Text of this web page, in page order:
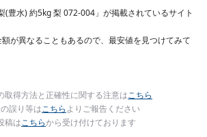
(豊水) 約5kg 梨 072-004」が掲載されているサイト
が異なることもあるので、最安値を見つけてみて
取得方法と正確性に関する注意はこちら
誤り等はこちらよりご報告ください
稿はこちらから受け付けております